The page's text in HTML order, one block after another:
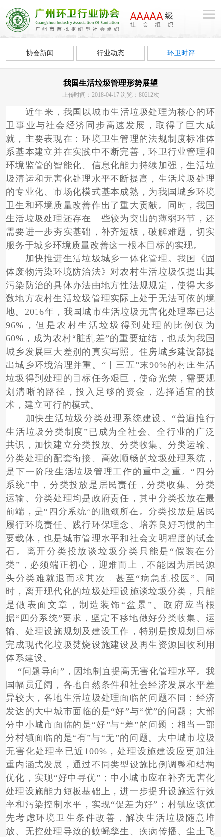
协会新闻 行业动态 环卫时评
我国生活垃圾管理形势展望
上传时间：2018-04-17 浏览：80212次
近年来，我国以城市生活垃圾处理为核心的环
卫事业与社会经济同步高速发展，取得了巨大成
就，主要表现在：环境卫生管理的法规制度标准体
系基本建立并在实践中不断完善，环卫行业管理和
环境监管的智能化、信息化能力持续加强，生活垃
圾清运和无害化处理水平不断提高，生活垃圾处理
的专业化、市场化模式基本成熟，为我国城乡环境
卫生和环境质量改善作出了重大贡献。同时，我国
生活垃圾处理还存在一些较为突出的薄弱环节，还
需要进一步夯实基础，补齐短板，破解难题，切实
服务于城乡环境质量改善这一根本目标的实现。
加快推进生活垃圾城乡一体化管理。我国《固
体废物污染环境防治法》对农村生活垃圾仅提出其
污染防治的具体办法由地方性法规规定，使得大多
数地方农村生活垃圾管理实际上处于无法可依的境
地。2016年，我国城市生活垃圾无害化处理率已达
96%，但是农村生活垃圾得到处理的比例仅为
60%，成为农村“脏乱差”的重要症结，也成为我国
城乡发展巨大差别的真实写照。住房城乡建设部提
出城乡环境治理并重。“十三五”末90%的村庄生活
垃圾得到处理的目标任务艰巨，使命光荣，需要规
划清晰的路径，投入足够的资金，选择适宜的技
术，建立可行的模式。
加快生活垃圾分类处理系统建设。“普遍推行
生活垃圾分类制度”已成为全社会、全行业的广泛
共识，加快建立分类投放、分类收集、分类运输、
分类处理的配套衔接、高效顺畅的垃圾处理系统，
是下一阶段生活垃圾管理工作的重中之重。“四分
系统”中，分类投放是居民责任，分类收集、分类
运输、分类处理均是政府责任，其中分类投放在最
前端，是“四分系统”的瓶颈所在。分类投放是居民
履行环境责任、践行环保理念、培养良好习惯的主
要载体，也是城市管理水平和社会文明程度的试金
石。离开分类投放谈垃圾分类只能是“假装在分
类”，必须端正初心，迎难而上，不能因为居民源
头分类难就退而求其次，甚至“病急乱投医”。同
时，离开现代化的垃圾处理设施谈垃圾分类，只能
是做表面文章，制造装饰“盆景”。政府应当根
据“四分系统”要求，坚定不移地做好分类收集、运
输、处理设施规划及建设工作，特别是按规划目标
完成现代化垃圾焚烧设施建设及再生资源回收利用
体系建设。
“问题导向”，因地制宜提高无害化管理水平。我
国幅员辽阔，各地自然条件和社会经济发展水平差
异较大，各地生活垃圾处理面临的问题不同：经济
发达的大中城市面临的是“好”与“优”的问题；大部
分中小城市面临的是“好”与“差”的问题；相当一部
分村镇面临的是“有”与“无”的问题。大中城市垃圾
无害化处理率已近100%，处理设施建设应更加注
重内涵式发展，通过不同类型设施比例调整和结构
优化，实现“好中寻优”；中小城市应在补齐无害化
处理设施能力短板基础上，进一步提升设施运行效
率和污染控制水平，实现“促差为好”；村镇应该优
先考虑环境卫生条件改善，解决生活垃圾随意堆
放、无控处理导致的蚊蝇孳生、疾病传播、尘土飞